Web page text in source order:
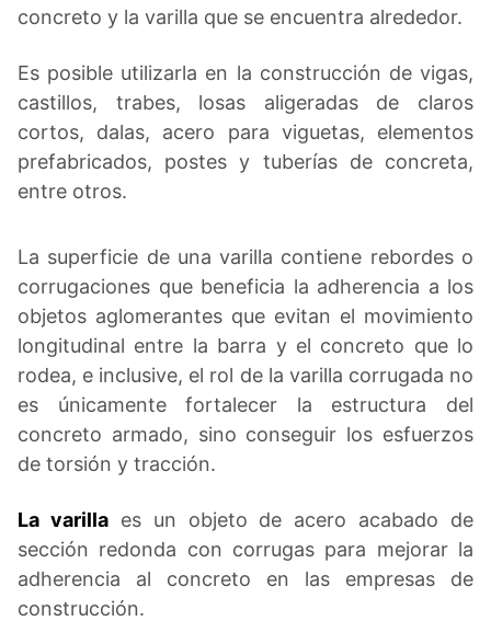
concreto y la varilla que se encuentra alrededor.
Es posible utilizarla en la construcción de vigas,
castillos, trabes, losas aligeradas de claros
cortos, dalas, acero para viguetas, elementos
prefabricados, postes y tuberías de concreta,
entre otros.
La superficie de una varilla contiene rebordes o
corrugaciones que beneficia la adherencia a los
objetos aglomerantes que evitan el movimiento
longitudinal entre la barra y el concreto que lo
rodea, e inclusive, el rol de la varilla corrugada no
es únicamente fortalecer la estructura del
concreto armado, sino conseguir los esfuerzos
de torsión y tracción.
La varillaes un objeto de acero acabado de
sección redonda con corrugas para mejorar la
adherencia al concreto en las empresas de
construcción.